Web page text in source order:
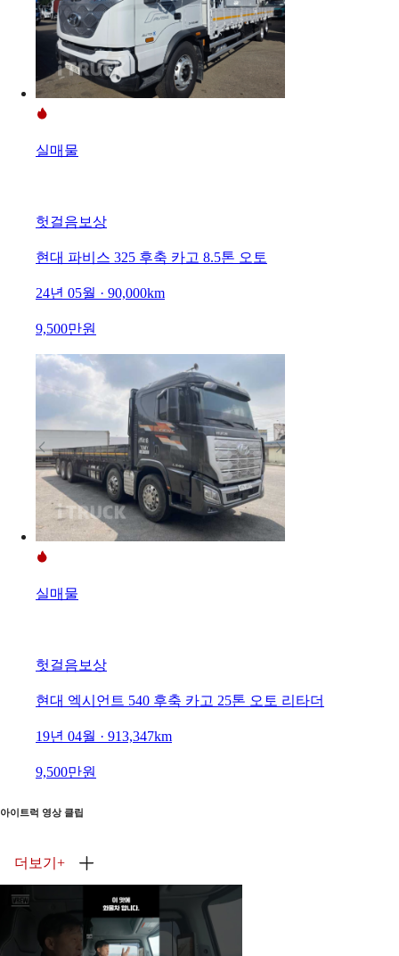
실매물
헛걸음보상
현대 파비스 325 후축 카고 8.5톤 오토
24년 05월 · 90,000km
9,500만원
실매물
헛걸음보상
현대 엑시언트 540 후축 카고 25톤 오토 리타더
19년 04월 · 913,347km
9,500만원
아이트럭 영상 클립
더보기 +